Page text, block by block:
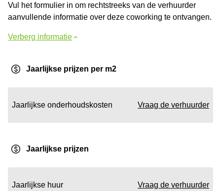
Vul het formulier in om rechtstreeks van de verhuurder
aanvullende informatie over deze coworking te ontvangen.
Verberg informatie
Jaarlijkse prijzen per m2
Jaarlijkse onderhoudskosten Vraag de verhuurder
Jaarlijkse prijzen
Jaarlijkse huur Vraag de verhuurder